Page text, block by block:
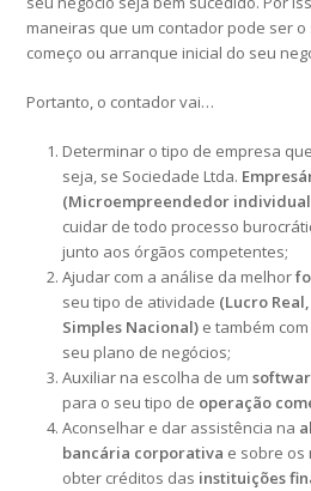
maneiras que um contador pode ser
começo ou arranque inicial do seu
Portanto, o contador vai…
Determinar o tipo de empresa
seja, se Sociedade Ltda.
(Microempreendedor
cuidar de todo processo
junto aos órgãos competentes;
Ajudar com a análise da melhor
seu tipo de atividade (Lucro
Simples Nacional) e também
seu plano de negócios;
Auxiliar na escolha de um
para o seu tipo de operação
Aconselhar e dar assistência na
bancária corporativa e sobre os
obter créditos das instituições